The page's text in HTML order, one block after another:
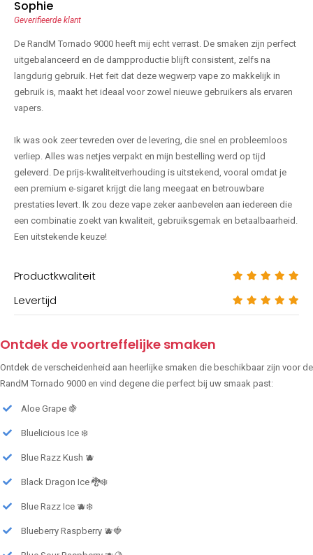
Sophie
Geverifieerde klant
De RandM Tornado 9000 heeft mij echt verrast. De smaken zijn perfect
uitgebalanceerd en de dampproductie blijft consistent, zelfs na
langdurig gebruik. Het feit dat deze wegwerp vape zo makkelijk in
gebruik is, maakt het ideaal voor zowel nieuwe gebruikers als ervaren
vapers.
Ik was ook zeer tevreden over de levering, die snel en probleemloos
verliep. Alles was netjes verpakt en mijn bestelling werd op tijd
geleverd. De prijs-kwaliteitverhouding is uitstekend, vooral omdat je
een premium e-sigaret krijgt die lang meegaat en betrouwbare
prestaties levert. Ik zou deze vape zeker aanbevelen aan iedereen die
een combinatie zoekt van kwaliteit, gebruiksgemak en betaalbaarheid.
Een uitstekende keuze!
Productkwaliteit
Levertijd
Ontdek de voortreffelijke smaken
Ontdek de verscheidenheid aan heerlijke smaken die beschikbaar zijn voor de
RandM Tornado 9000 en vind degene die perfect bij uw smaak past:
Aloe Grape 🍇
Bluelicious Ice ❄️
Blue Razz Kush 🫐
Black Dragon Ice 🐉❄️
Blue Razz Ice 🫐❄️
Blueberry Raspberry 🫐🍓